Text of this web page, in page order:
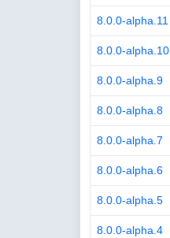
8.0.0-alpha.11
8.0.0-alpha.10
8.0.0-alpha.9
8.0.0-alpha.8
8.0.0-alpha.7
8.0.0-alpha.6
8.0.0-alpha.5
8.0.0-alpha.4